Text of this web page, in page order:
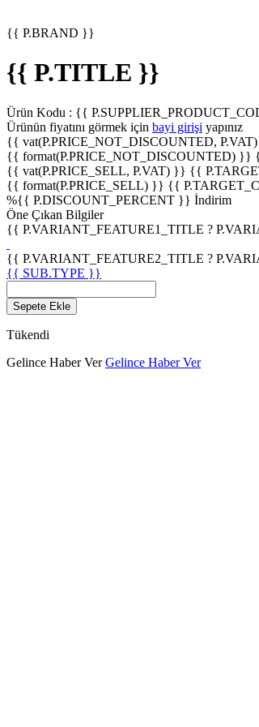
{{ P.BRAND }}
{{ P.TITLE }}
Ürün Kodu : {{
Ürünün fiyatını görmek için bayi girişi yapınız
{{ vat(P.PRICE_NOT_DISCOUNTED,
{{ format(P.PRICE_NOT_DISCOUNTED) }}
{{ vat(P.PRICE_SELL, P.VAT) }} {{
{{ format(P.PRICE_SELL) }} {{
%{{ P.DISCOUNT_PERCENT }} İndirim
Öne Çıkan Bilgiler
{{ P.VARIANT_FEATURE1_TITLE ?
{{ P.VARIANT_FEATURE2_TITLE ?
{{ SUB.TYPE }}
Sepete Ekle
Tükendi
Gelince Haber Ver Gelince Haber Ver